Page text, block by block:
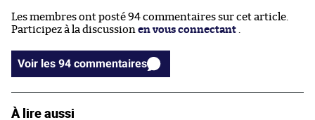
Les membres ont posté 94 commentaires sur cet article.
Participez à la discussion en vous connectant
Voir les 94 commentaires
À lire aussi